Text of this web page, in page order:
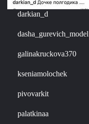
darkian_d
dasha_gurevich_model
galinakruckova370
kseniamolochek
pivovarkit
palatkinaa